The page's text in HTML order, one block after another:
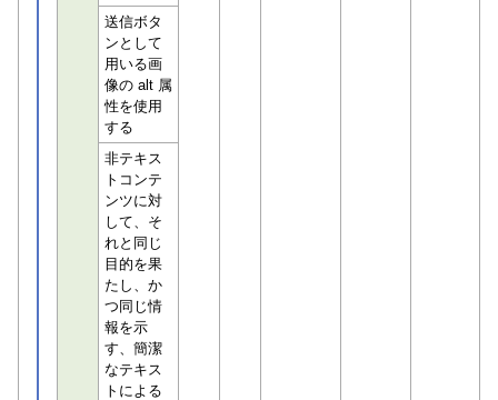
送信ボタ
ンとして
用いる画
像の alt 属
性を使用
する
非テキス
トコンテ
ンツに対
して、そ
れと同じ
目的を果
たし、か
つ同じ情
報を示
す、簡潔
なテキス
トによる